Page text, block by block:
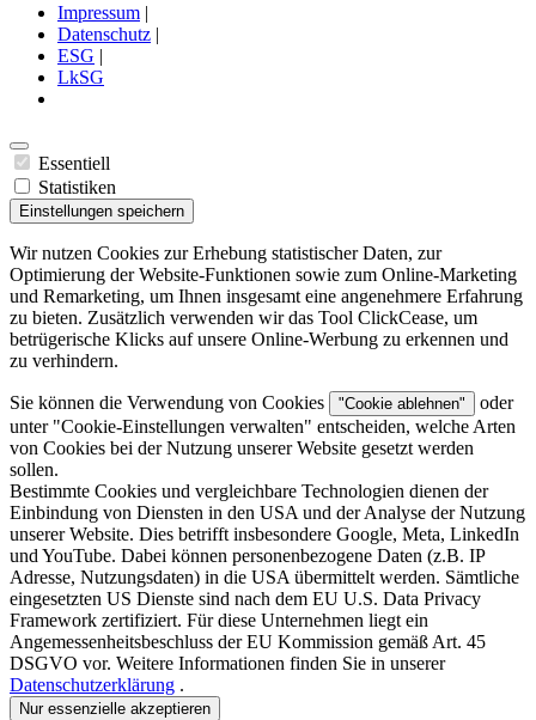
Impressum |
Datenschutz |
ESG |
LkSG
Essentiell
Statistiken
Einstellungen speichern
Wir nutzen Cookies zur Erhebung statistischer Daten, zur
Optimierung der Website-Funktionen sowie zum Online-Marketing
und Remarketing, um Ihnen insgesamt eine angenehmere Erfahrung
zu bieten. Zusätzlich verwenden wir das Tool ClickCease, um
betrügerische Klicks auf unsere Online-Werbung zu erkennen und
zu verhindern.
Sie können die Verwendung von Cookies "Cookie ablehnen"
oder
unter "Cookie-Einstellungen verwalten" entscheiden, welche Arten
von Cookies bei der Nutzung unserer Website gesetzt werden
sollen.
Bestimmte Cookies und vergleichbare Technologien dienen der
Einbindung von Diensten in den USA und der Analyse der Nutzung
unserer Website. Dies betrifft insbesondere Google, Meta, LinkedIn
und YouTube. Dabei können personenbezogene Daten (z.B. IP
Adresse, Nutzungsdaten) in die USA übermittelt werden. Sämtliche
eingesetzten US Dienste sind nach dem EU U.S. Data Privacy
Framework zertifiziert. Für diese Unternehmen liegt ein
Angemessenheitsbeschluss der EU Kommission gemäß Art. 45
DSGVO vor. Weitere Informationen finden Sie in unserer
Datenschutzerklärung .
Nur essenzielle akzeptieren